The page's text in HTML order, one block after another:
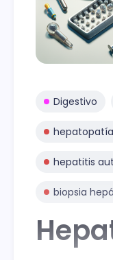
Digestivo
hepatitis
biopsia